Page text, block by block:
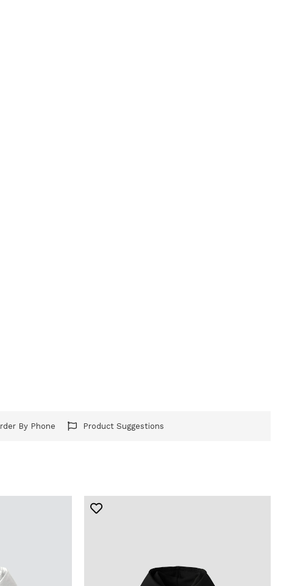
By Phone Product Suggestions